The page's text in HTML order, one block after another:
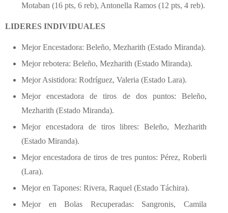
Motaban (16 pts, 6 reb), Antonella Ramos (12 pts, 4 reb).
LIDERES INDIVIDUALES
Mejor Encestadora: Beleño, Mezharith (Estado Miranda).
Mejor rebotera: Beleño, Mezharith (Estado Miranda).
Mejor Asistidora: Rodríguez, Valeria (Estado Lara).
Mejor encestadora de tiros de dos puntos: Beleño,
Mezharith (Estado Miranda).
Mejor encestadora de tiros libres: Beleño, Mezharith
(Estado Miranda).
Mejor encestadora de tiros de tres puntos: Pérez, Roberli
(Lara).
Mejor en Tapones: Rivera, Raquel (Estado Táchira).
Mejor en Bolas Recuperadas: Sangronis, Camila